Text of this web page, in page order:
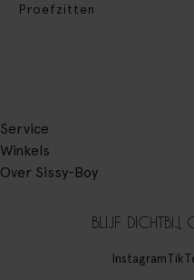
Proefzitten
Service
Winkels
Over Sissy-Boy
BLIJF
Instagram